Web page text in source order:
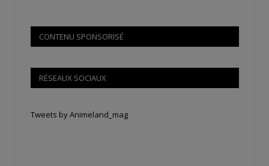
CONTENU SPONSORISÉ
RÉSEAUX SOCIAUX
Tweets by Animeland_mag